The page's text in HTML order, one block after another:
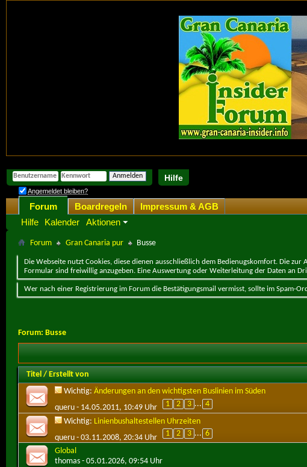
Hilfe
Angemeldet bleiben?
Forum
Hilfe
Kalender Aktionen
Boardregeln
Impressum & AGB
Forum Gran Canaria pur Busse
Die Webseite nutzt Cookies, diese dienen ausschließlich dem Bedienugskomfort. Die
Formular sind freiwillig anzugeben. Eine Auswertung oder Weiterleitung der Daten an
Wer nach einer Registrierung im Forum die Bestätigungsmail vermisst, sollte im Spam-
Forum: Busse
Titel / Erstellt von
Wichtig: Änderungen an den wichtigsten Buslinien im Süden
queru - 14.05.2011, 10:49 Uhr 1 2 3 ... 4
Wichtig: Linienbushaltestellen Uhrzeiten
queru - 03.11.2008, 20:34 Uhr 1 2 3 ... 6
Global
thomas - 05.01.2026, 09:54 Uhr